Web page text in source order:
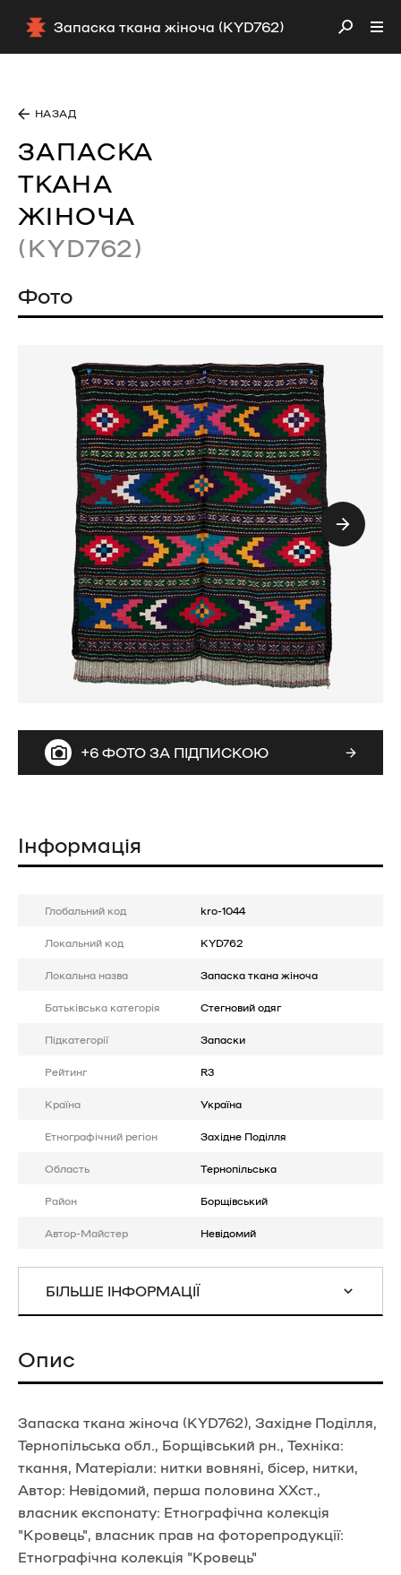
Запаска ткана жіноча (KYD762)
НАЗАД
ЗАПАСКА
ТКАНА
ЖІНОЧА
(KYD762)
Фото
+6 ФОТО ЗА ПІДПИСКОЮ
Інформація
Глобальний код kro-1044
Локальний код KYD762
Локальна назва Запаска ткана жіноча
Батькiвська категорія Стегновий одяг
Підкатегорії Запаски
Рейтинг R3
Країна Україна
Етнографічний регіон Західне Поділля
Область Тернопільська
Район Борщівський
Автор-Майстер Невідомий
БІЛЬШЕ ІНФОРМАЦІЇ
Опис
Запаска ткана жіноча (KYD762), Західне Поділля,
Тернопільська обл., Борщівський рн., Техніка:
ткання, Матеріали: нитки вовняні, бісер, нитки,
Автор: Невідомий, перша половина ХХст.,
власник експонату: Етнографічна колекція
"Кровець", власник прав на фоторепродукції:
Етнографічна колекція "Кровець"